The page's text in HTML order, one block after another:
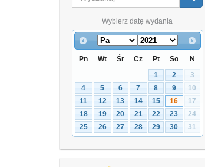
Wybierz datę wydania
Pn Wt Śr Cz Pt So
N
1
2
3
4
5 6 7 8 9
10
11
12 13 14 15 16
17
18
19 20 21 22 23
24
25
26 27 28 29 30 31